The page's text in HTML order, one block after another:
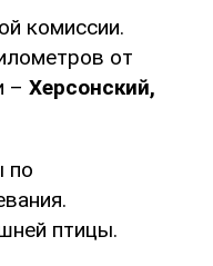
комиссии.
от
– Херсонский,
по
птицы.